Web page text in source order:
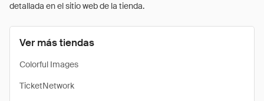
detallada en el sitio web de la tienda.
Ver más tiendas
Colorful Images
TicketNetwork